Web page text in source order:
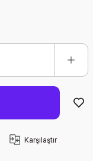
Karşılaştır